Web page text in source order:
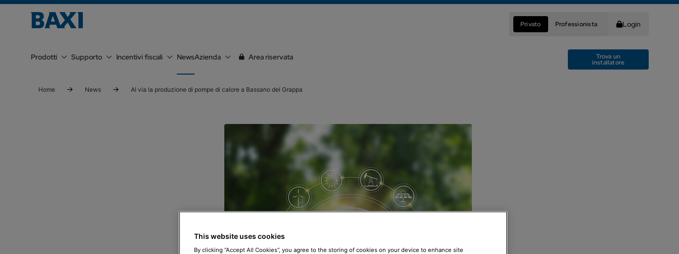
Privato Professionista Login
Prodotti Supporto Incentivi fiscali NewsAzienda Area riservata Trova un
installatore
Home News Al via la produzione di pompe di calore a Bassano del Grappa
This website uses cookies
By clicking “Accept All Cookies”, you agree to the storing of cookies on your device to enhance site